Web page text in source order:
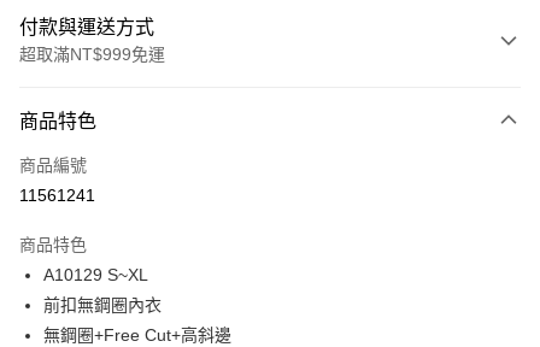
付款與運送方式
超取滿NT$999免運
信用卡一次付款
超商取貨付款
Apple Pay
悠遊付
商品特色
商品編號
11561241
商品特色
A10129 S~XL
前扣無鋼圈內衣
無鋼圈+Free Cut+高斜邊